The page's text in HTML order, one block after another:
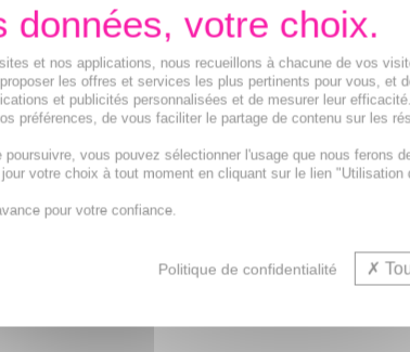
digimarquage
Paiement
DE PROVENCE diffuse une fragrance
chaleureuse et accueillante dans votre
et nos applications, nous recueillons à chacune de vos
les offres et services les plus pertinents pour vous, et
et publicités personnalisées et de mesurer leur
préférences, de vous faciliter le partage de contenu sur les
poursuivre, vous pouvez sélectionner l'usage que nous ferons
votre choix à tout moment en cliquant sur le lien "Utilisation
pour votre confiance.
Politique de confidentialité